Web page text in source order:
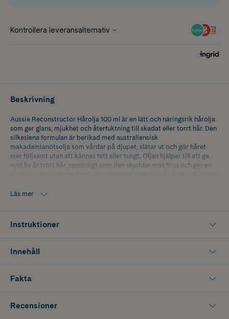
Beskrivning
Aussie Reconstructor Hårolja 100 ml är en lätt och näringsrik hårolja
som ger glans, mjukhet och återfuktning till skadat eller torrt hår. Den
silkeslena formulan är berikad med australiensisk
makadamianötsolja som vårdar på djupet, slätar ut och gör håret
mer följsamt utan att kännas fett eller tungt. Oljan hjälper till att ge
nytt liv åt trött hår, samtidigt som den skyddar mot friss och ger en
cruelty-free. För ännu mer vård, kombinera med Aussie Mighty Mega-
Läs mer
Instruktioner
Innehåll
Fakta
Recensioner